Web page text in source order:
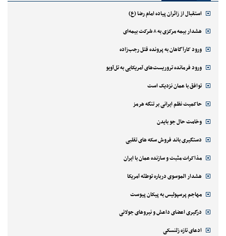
استقبال از زائران پیاده امام رضا (ع)
هشدار بیمه مرکزی به ۸ شرکت بیمه‌ای
ورود کارآگاهان به پرونده قتل رجب‌زاده
ورود فرمانده تروریست‌های آمریکایی به تل‌آویو
توافق با عمان نزدیک است
حاکمیت نظم ایرانی بر تنگه هرمز
وخامت حال جو بایدن
دستگیری باند فروش سکه های تقلبی
مذاکرات مثبت و سازنده عمان با ایران
هشدار الموسوی درباره توطئه آمریکا
مهاجم پرسپولیس به پیکان پیوست
درگیری اعضای داعش و نیروهای جولانی
ادعای تازه زلنسکی